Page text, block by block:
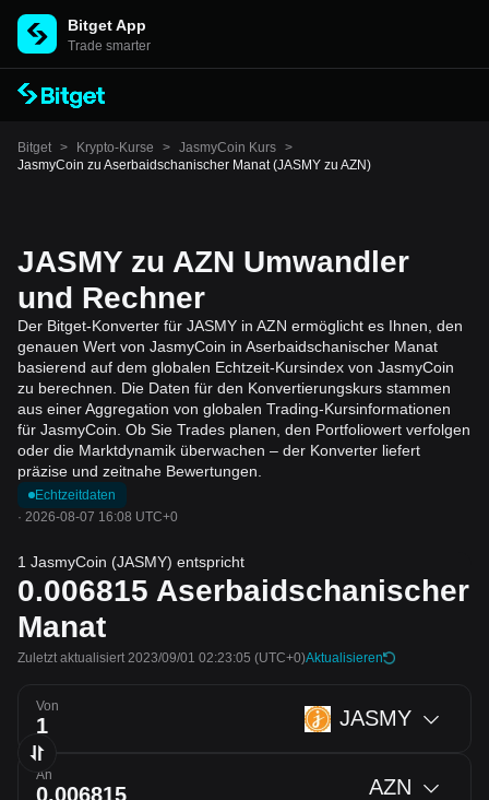
Bitget App
Trade smarter
Bitget > Krypto-Kurse > JasmyCoin Kurs >
JasmyCoin zu Aserbaidschanischer Manat (JASMY zu AZN)
JASMY zu AZN Umwandler
und Rechner
Der Bitget-Konverter für JASMY in AZN ermöglicht es Ihnen, den
genauen Wert von JasmyCoin in Aserbaidschanischer Manat
basierend auf dem globalen Echtzeit-Kursindex von JasmyCoin
zu berechnen. Die Daten für den Konvertierungskurs stammen
aus einer Aggregation von globalen Trading-Kursinformationen
für JasmyCoin. Ob Sie Trades planen, den Portfoliowert verfolgen
oder die Marktdynamik überwachen – der Konverter liefert
präzise und zeitnahe Bewertungen.
Echtzeitdaten
· 2026-08-07 16:08 UTC+0
1 JasmyCoin (JASMY) entspricht
0.006815 Aserbaidschanischer
Manat
Zuletzt aktualisiert 2023/09/01 02:23:05 (UTC+0)Aktualisieren
Von JASMY
An AZN